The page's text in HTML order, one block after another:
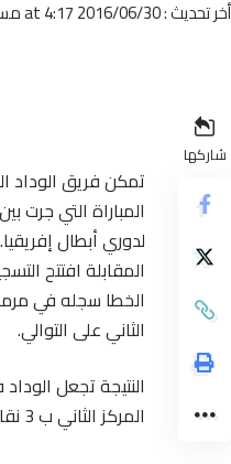
أخر تحديث : 2016/06/30 at 4:17 مساءً
شاركها
تمكن فريق الوداد
المباراة التي جرت
لدوري أبطال إفريقيا.
الثاني على التوالي.
المركز الثاني ب 3 نقاط في حين تذيل الاهلي المصري الترتيب ب 0 نقطة .